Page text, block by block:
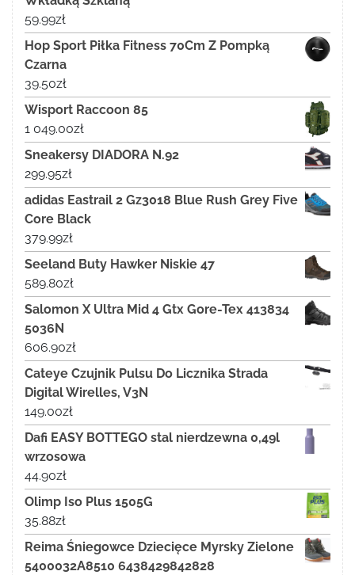
59.99zł
Hop Sport Piłka Fitness 70Cm Z Pompką
Czarna
39.50zł
Wisport Raccoon 85
1 049.00zł
Sneakersy DIADORA N.92
299.95zł
adidas Eastrail 2 Gz3018 Blue Rush Grey Five
Core Black
379.99zł
Seeland Buty Hawker Niskie 47
589.80zł
Salomon X Ultra Mid 4 Gtx Gore-Tex 413834
5036N
606.90zł
Cateye Czujnik Pulsu Do Licznika Strada
Digital Wirelles, V3N
149.00zł
Dafi EASY BOTTEGO stal nierdzewna 0,49l
wrzosowa
44.90zł
Olimp Iso Plus 1505G
35.88zł
Reima Śniegowce Dziecięce Myrsky Zielone
5400032A8510 6438429842828